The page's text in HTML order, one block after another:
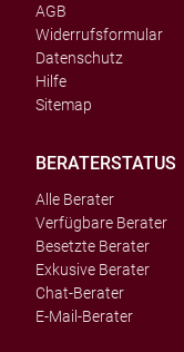
AGB
Widerrufsformular
Datenschutz
Hilfe
Sitemap
BERATERSTATUS
Alle Berater
Verfügbare Berater
Besetzte Berater
Exkusive Berater
Chat-Berater
E-Mail-Berater